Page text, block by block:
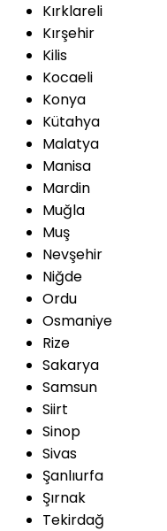
Kırklareli
Kırşehir
Kilis
Kocaeli
Konya
Kütahya
Malatya
Manisa
Mardin
Muğla
Muş
Nevşehir
Niğde
Ordu
Osmaniye
Rize
Sakarya
Samsun
Siirt
Sinop
Sivas
Şanlıurfa
Şırnak
Tekirdağ